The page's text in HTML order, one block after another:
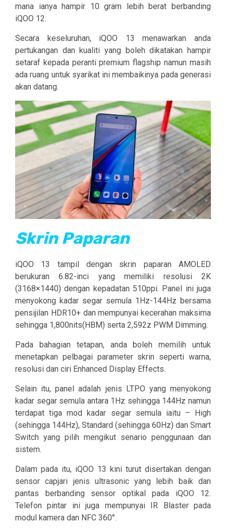
mana ianya hampir 10 gram lebih berat berbanding
iQOO 12.
Secara keseluruhan, iQOO 13 menawarkan anda
pertukangan dan kualiti yang boleh dikatakan hampir
setaraf kepada peranti premium flagship namun masih
ada ruang untuk syarikat ini membaikinya pada generasi
akan datang.
Skrin Paparan
iQOO 13 tampil dengan skrin paparan AMOLED
berukuran 6.82-inci yang memiliki resolusi 2K
(3168×1440) dengan kepadatan 510ppi. Panel ini juga
menyokong kadar segar semula 1Hz-144Hz bersama
pensijilan HDR10+ dan mempunyai kecerahan maksima
sehingga 1,800nits(HBM) serta 2,592z PWM Dimming.
Pada bahagian tetapan, anda boleh memilih untuk
menetapkan pelbagai parameter skrin seperti warna,
resolusi dan ciri Enhanced Display Effects.
Selain itu, panel adalah jenis LTPO yang menyokong
kadar segar semula antara 1Hz sehingga 144Hz namun
terdapat tiga mod kadar segar semula iaitu – High
(sehingga 144Hz), Standard (sehingga 60Hz) dan Smart
Switch yang pilih mengikut senario penggunaan dan
sistem.
Dalam pada itu, iQOO 13 kini turut disertakan dengan
sensor capjari jenis ultrasonic yang lebih baik dan
pantas berbanding sensor optikal pada iQOO 12.
Telefon pintar ini juga mempunyai IR Blaster pada
modul kamera dan NFC 360°.